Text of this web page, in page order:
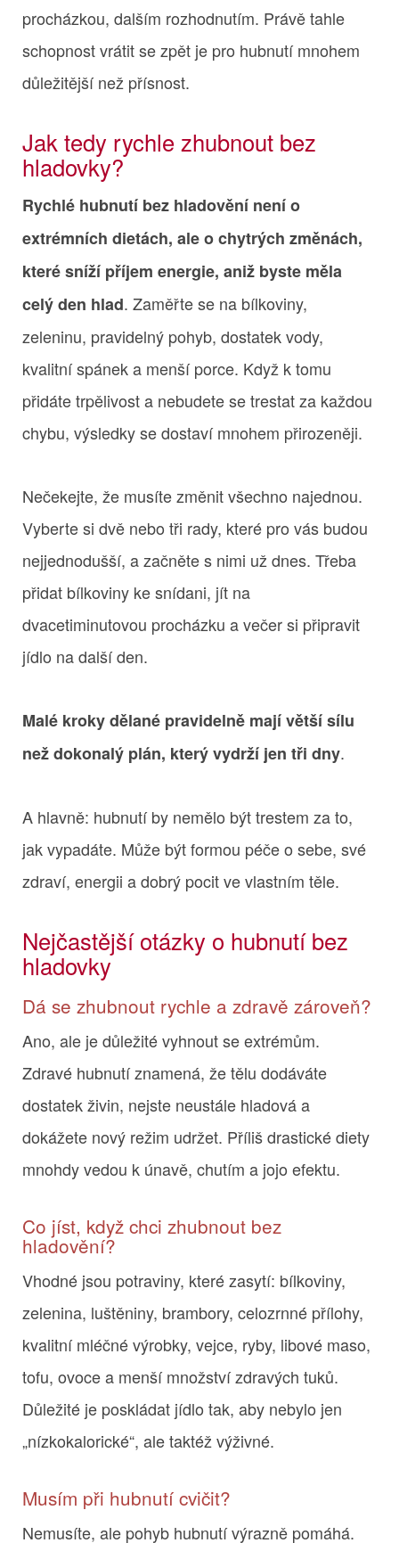
procházkou, dalším rozhodnutím. Právě tahle
schopnost vrátit se zpět je pro hubnutí mnohem
důležitější než přísnost.
Jak tedy rychle zhubnout bez
hladovky?
Rychlé hubnutí bez hladovění není o
extrémních dietách, ale o chytrých změnách,
které sníží příjem energie, aniž byste měla
celý den hlad. Zaměřte se na bílkoviny,
zeleninu, pravidelný pohyb, dostatek vody,
kvalitní spánek a menší porce. Když k tomu
přidáte trpělivost a nebudete se trestat za každou
chybu, výsledky se dostaví mnohem přirozeněji.
Nečekejte, že musíte změnit všechno najednou.
Vyberte si dvě nebo tři rady, které pro vás budou
nejjednodušší, a začněte s nimi už dnes. Třeba
přidat bílkoviny ke snídani, jít na
dvacetiminutovou procházku a večer si připravit
jídlo na další den.
Malé kroky dělané pravidelně mají větší sílu
než dokonalý plán, který vydrží jen tři dny.
A hlavně: hubnutí by nemělo být trestem za to,
jak vypadáte. Může být formou péče o sebe, své
zdraví, energii a dobrý pocit ve vlastním těle.
Nejčastější otázky o hubnutí bez
hladovky
Dá se zhubnout rychle a zdravě zároveň?
Ano, ale je důležité vyhnout se extrémům.
Zdravé hubnutí znamená, že tělu dodáváte
dostatek živin, nejste neustále hladová a
dokážete nový režim udržet. Příliš drastické diety
mnohdy vedou k únavě, chutím a jojo efektu.
Co jíst, když chci zhubnout bez
hladovění?
Vhodné jsou potraviny, které zasytí: bílkoviny,
zelenina, luštěniny, brambory, celozrnné přílohy,
kvalitní mléčné výrobky, vejce, ryby, libové maso,
tofu, ovoce a menší množství zdravých tuků.
Důležité je poskládat jídlo tak, aby nebylo jen
„nízkokalorické“, ale taktéž výživné.
Musím při hubnutí cvičit?
Nemusíte, ale pohyb hubnutí výrazně pomáhá.